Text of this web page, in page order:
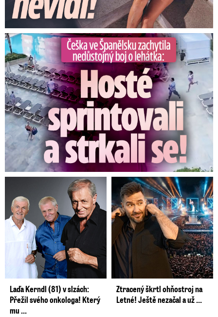
Češka ve Španělsku natočila nedůstojný boj o lehátka
Laďa Kerndl (81) v slzách:
Přežil svého onkologa! Který
mu ...
Ztracený škrtl ohňostroj na
Letné! Ještě nezačal a už ...